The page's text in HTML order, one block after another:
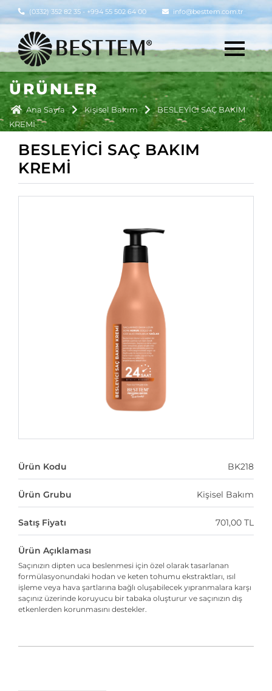
(0332) 352 82 35 - +994 55 502 64 00 info@besttem.com.tr
ÜRÜNLER
Ana Sayfa Kişisel Bakım
BESLEYİCİ SAÇ BAKIM
KREMİ
BESLEYİCİ SAÇ BAKIM
KREMİ
Ürün Kodu BK218
Ürün Grubu Kişisel Bakım
Satış Fiyatı 701,00 TL
Ürün Açıklaması
Saçınızın dipten uca beslenmesi için özel olarak tasarlanan
formülasyonundaki hodan ve keten tohumu ekstraktları, ısıl
işleme veya hava şartlarına bağlı oluşabilecek yıpranmalara karşı
saçınız üzerinde koruyucu bir tabaka oluşturur ve saçınızın dış
etkenlerden korunmasını destekler.